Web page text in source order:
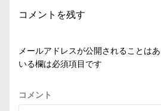
ョ
コメントを残す
メールアドレスが公開されることはあ
いる欄は必須項目です
コメント